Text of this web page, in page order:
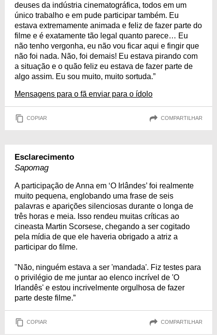
deuses da indústria cinematográfica, todos em um
único trabalho e em pude participar também. Eu
estava extremamente animada e feliz de fazer parte do
filme e é exatamente tão legal quanto parece… Eu
não tenho vergonha, eu não vou ficar aqui e fingir que
não foi nada. Não, foi demais! Eu estava pirando com
a situação e o quão feliz eu estava de fazer parte de
algo assim. Eu sou muito, muito sortuda.”
Mensagens para o fã enviar para o ídolo
COPIAR COMPARTILHAR
Esclarecimento
Sapomag
A participação de Anna em ‘O Irlândes’ foi realmente
muito pequena, englobando uma frase de seis
palavras e aparições silenciosas durante o longa de
três horas e meia. Isso rendeu muitas críticas ao
cineasta Martin Scorsese, chegando a ser cogitado
pela mídia de que ele haveria obrigado a atriz a
participar do filme.
"Não, ninguém estava a ser 'mandada'. Fiz testes para
o privilégio de me juntar ao elenco incrível de 'O
Irlandês' e estou incrivelmente orgulhosa de fazer
parte deste filme.”
COPIAR COMPARTILHAR